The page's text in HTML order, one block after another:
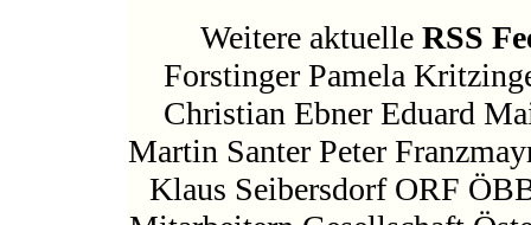
Weitere aktuelle RSS
Forstinger Pamela
Christian Ebner Eduard
Martin Santer Peter
Klaus Seibersdorf ORF